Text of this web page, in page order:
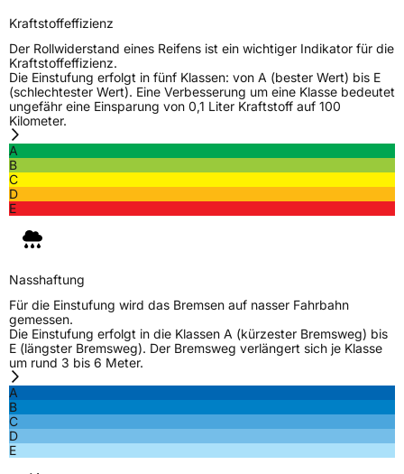
ZustandNeureifen
M+SJa
VerstärktXL
EU Label
EffizienzC
NasshaftungB
Rollgeräusch (dB)71
FahrzeugklasseC1
3PMSF / Schneeflockensymbol / Alpine-Symbol
EPREL ID517139
Kraftstoffeffizienz
Der Rollwiderstand eines Reifens ist ein wichtiger Indikator für die
Kraftstoffeffizienz.
Die Einstufung erfolgt in fünf Klassen: von A (bester Wert) bis E
(schlechtester Wert). Eine Verbesserung um eine Klasse bedeutet
ungefähr eine Einsparung von 0,1 Liter Kraftstoff auf 100
Kilometer.
A
B
C
D
E
Nasshaftung
Für die Einstufung wird das Bremsen auf nasser Fahrbahn
gemessen.
Die Einstufung erfolgt in die Klassen A (kürzester Bremsweg) bis
E (längster Bremsweg). Der Bremsweg verlängert sich je Klasse
um rund 3 bis 6 Meter.
A
B
C
D
E